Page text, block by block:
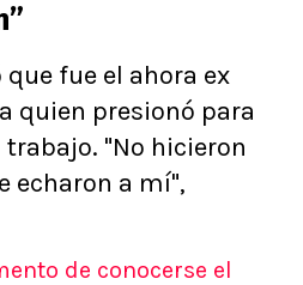
fue el ahora ex
quien presionó para
"No hicieron
echaron a mí",
de conocerse el